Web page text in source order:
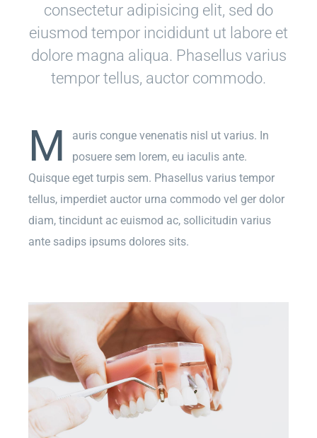
consectetur adipisicing elit, sed do
eiusmod tempor incididunt ut labore et
dolore magna aliqua. Phasellus varius
tempor tellus, auctor commodo.
M
auris congue venenatis nisl ut varius. In
posuere sem lorem, eu iaculis ante.
Quisque eget turpis sem. Phasellus varius tempor
tellus, imperdiet auctor urna commodo vel ger dolor
diam, tincidunt ac euismod ac, sollicitudin varius
ante sadips ipsums dolores sits.